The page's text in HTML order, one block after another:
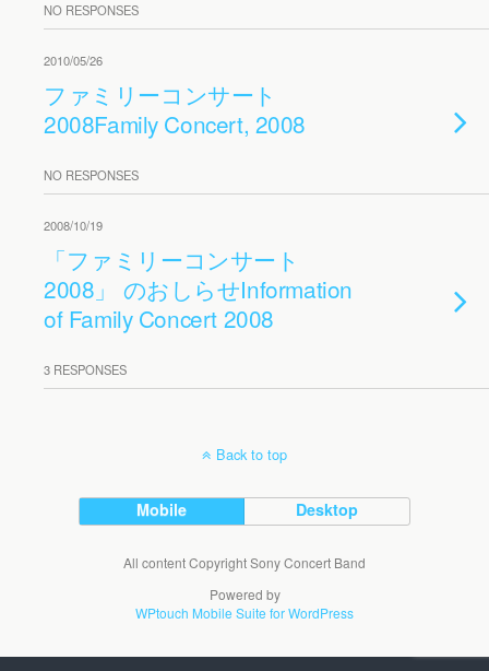
NO RESPONSES
2010/05/26
ファミリーコンサート
2008Family Concert, 2008
NO RESPONSES
2008/10/19
「ファミリーコンサート
2008」 のおしらせInformation
of Family Concert 2008
3 RESPONSES
Back to top
Mobile Desktop
All content Copyright Sony Concert Band
Powered by
WPtouch Mobile Suite for WordPress